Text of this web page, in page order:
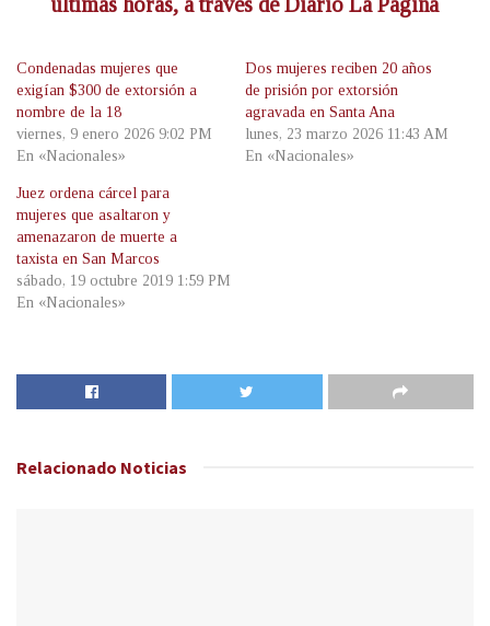
Condenadas mujeres que
exigían $300 de extorsión a
nombre de la 18
viernes, 9 enero 2026 9:02 PM
En «Nacionales»
Dos mujeres reciben 20 años
de prisión por extorsión
agravada en Santa Ana
lunes, 23 marzo 2026 11:43 AM
En «Nacionales»
Juez ordena cárcel para
mujeres que asaltaron y
amenazaron de muerte a
taxista en San Marcos
sábado, 19 octubre 2019 1:59 PM
En «Nacionales»
Relacionado Noticias